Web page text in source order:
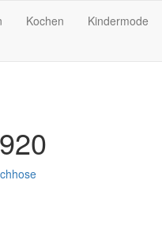
Kochen Kindermode